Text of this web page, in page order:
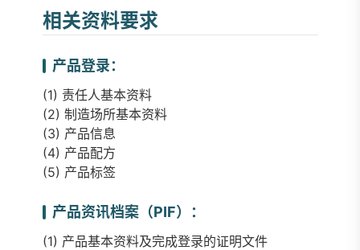
相关资料要求
产品登录：
(1) 责任人基本资料
(2) 制造场所基本资料
(3) 产品信息
(4) 产品配方
(5) 产品标签
产品资讯档案（PIF）：
(1) 产品基本资料及完成登录的证明文件